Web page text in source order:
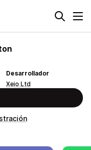
Desarrollador
Xeio Ltd